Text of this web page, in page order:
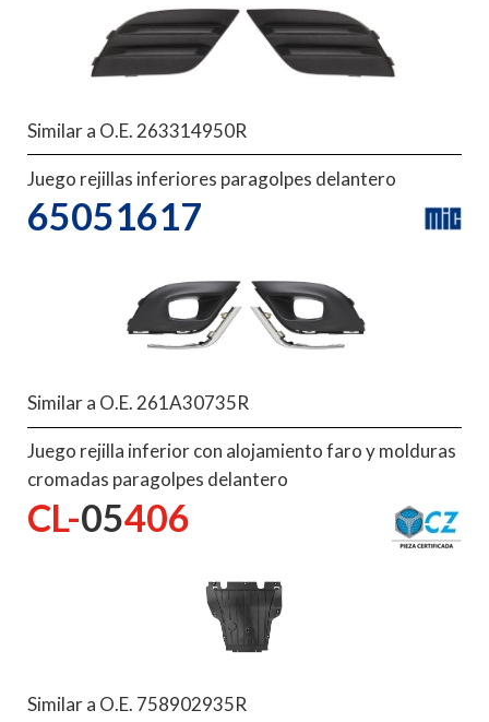
Similar a O.E. 263314950R
Juego rejillas inferiores paragolpes delantero
65051617
Similar a O.E. 261A30735R
Juego rejilla inferior con alojamiento faro y molduras
cromadas paragolpes delantero
CL-05406
Similar a O.E. 758902935R